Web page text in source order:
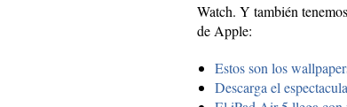
Watch. Y también
de Apple:
Estos son los
Descarga el